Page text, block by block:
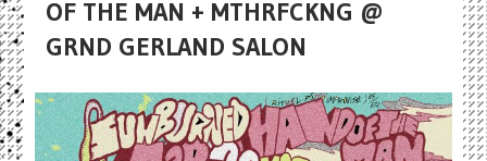
OF THE MAN + MTHRFCKNG @
GRND GERLAND SALON